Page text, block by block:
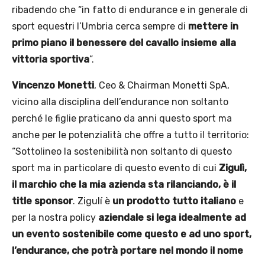
ribadendo che “in fatto di endurance e in generale di
sport equestri l’Umbria cerca sempre di mettere in
primo piano il benessere del cavallo insieme alla
vittoria sportiva”.
Vincenzo Monetti, Ceo & Chairman Monetti SpA,
vicino alla disciplina dell’endurance non soltanto
perché le figlie praticano da anni questo sport ma
anche per le potenzialità che offre a tutto il territorio:
“Sottolineo la sostenibilità non soltanto di questo
sport ma in particolare di questo evento di cui Zigulì,
il marchio che la mia azienda sta rilanciando, è il
title sponsor. Zigulí è un prodotto tutto italiano e
per la nostra policy aziendale si lega idealmente ad
un evento sostenibile come questo e ad uno sport,
l’endurance, che potrà portare nel mondo il nome